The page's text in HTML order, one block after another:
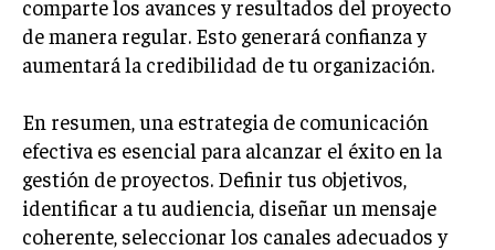
busco una narrativa que cautiva, al igual que en una gran
película.
comparte los avances y resultados del proyecto
de manera regular. Esto generará confianza y
aumentará la credibilidad de tu organización.
En resumen, una estrategia de comunicación
efectiva es esencial para alcanzar el éxito en la
gestión de proyectos. Definir tus objetivos,
identificar a tu audiencia, diseñar un mensaje
coherente, seleccionar los canales adecuados y